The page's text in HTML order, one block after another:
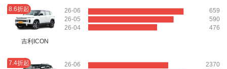
8.6折起
吉利ICON
26-06
26-05
26-04
659
590
476
7.4折起
26-06
2370